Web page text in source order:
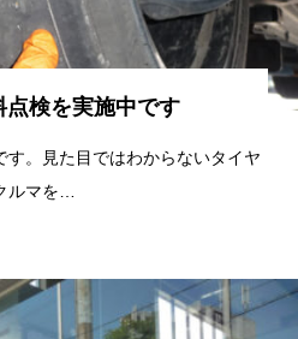
点検を実施中です
す。見た目ではわからないタイヤ
ルマを…